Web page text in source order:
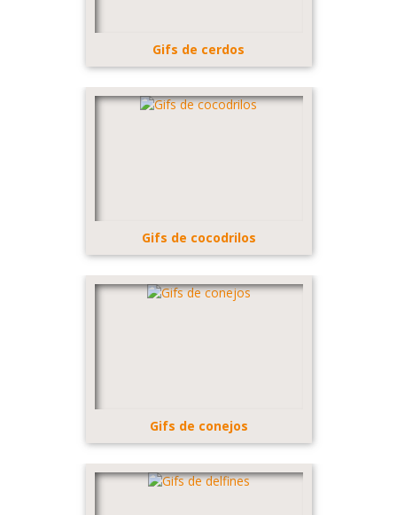
Gifs de cerdos
Gifs de cocodrilos
Gifs de conejos